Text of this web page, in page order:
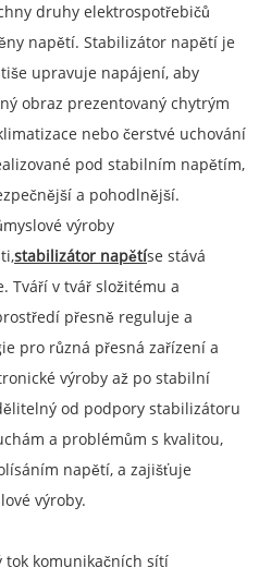
druhy elektrospotřebičů
napětí. Stabilizátor napětí je
upravuje napájení, aby
obraz prezentovaný chytrým
nebo čerstvé uchování
pod stabilním napětím,
a pohodlnější.
výroby
stabilizátor napětíse stává
Tváří v tvář složitému a
přesně reguluje a
pro různá přesná zařízení a
výroby až po stabilní
od podpory stabilizátoru
a problémům s kvalitou,
napětí, a zajišťuje
výroby.
komunikačních sítí